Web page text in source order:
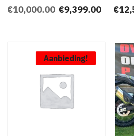
€10,000.00 Oorspronkelijke
€10,000.00.
€9,399.00Huidige
€
Aanbieding!